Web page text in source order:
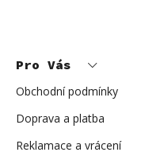
Pro Vás
Obchodní podmínky
Doprava a platba
Reklamace a vrácení